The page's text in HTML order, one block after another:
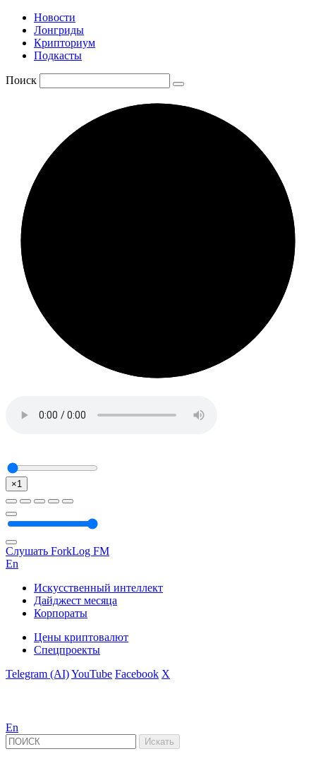
Новости
Лонгриды
Крипториум
Подкасты
Поиск
×1
Слушать ForkLog FM
En
Искусственный интеллект
Дайджест месяца
Корпораты
Цены криптовалют
Спецпроекты
Telegram (AI)YouTube Facebook X
En